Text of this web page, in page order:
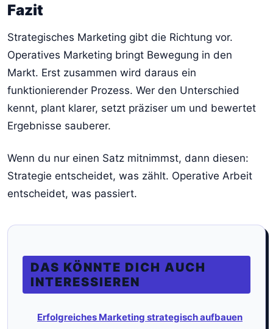
Fazit
Strategisches Marketing gibt die Richtung vor.
Operatives Marketing bringt Bewegung in den
Markt. Erst zusammen wird daraus ein
funktionierender Prozess. Wer den Unterschied
kennt, plant klarer, setzt präziser um und bewertet
Ergebnisse sauberer.
Wenn du nur einen Satz mitnimmst, dann diesen:
Strategie entscheidet, was zählt. Operative Arbeit
entscheidet, was passiert.
DAS KÖNNTE DICH AUCH
INTERESSIEREN
Erfolgreiches Marketing strategisch aufbauen